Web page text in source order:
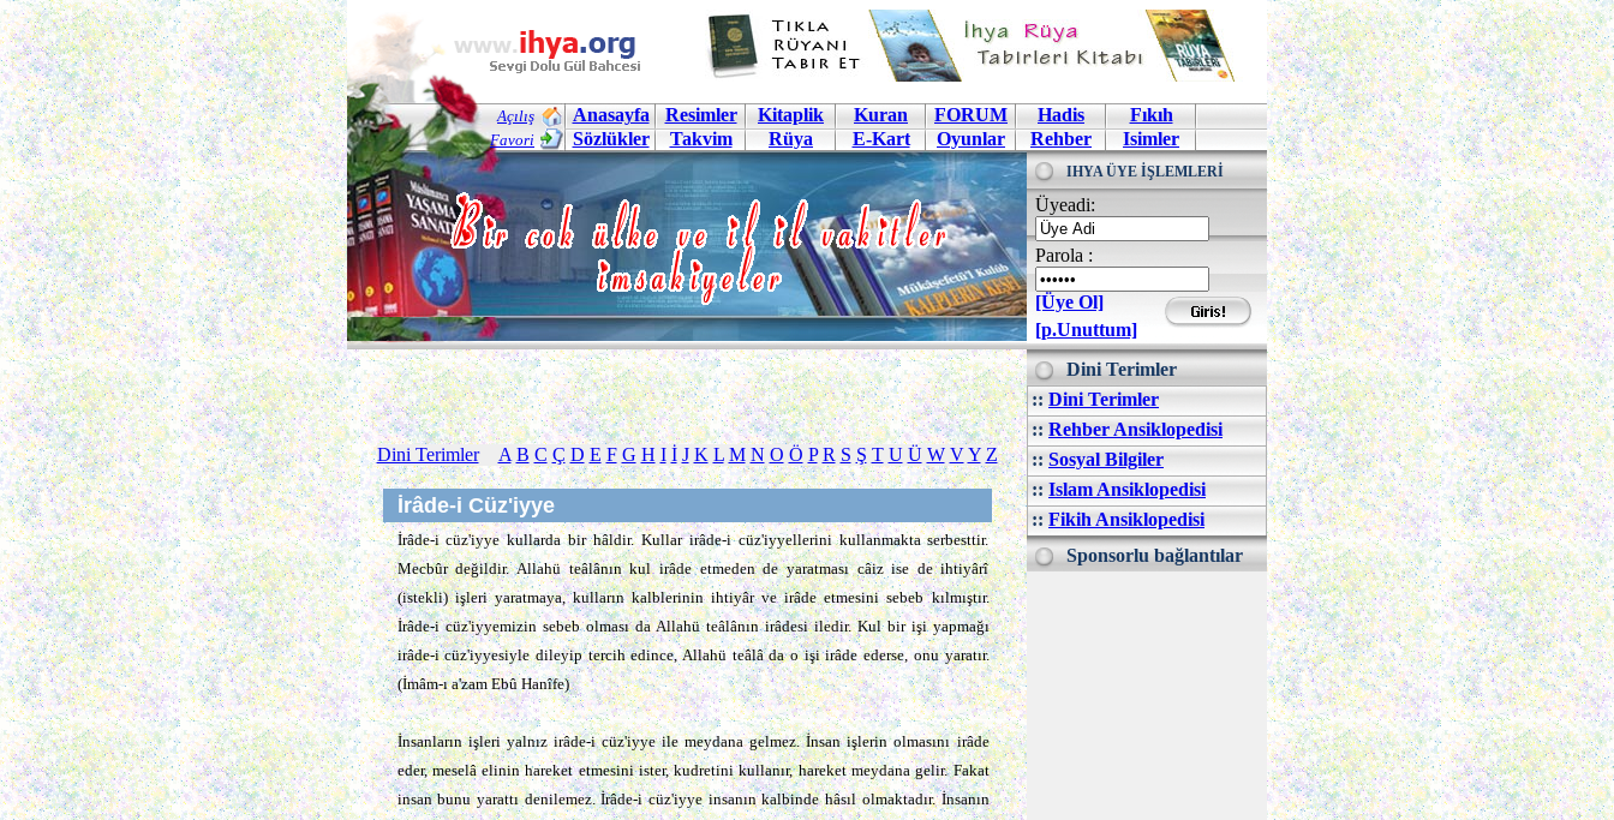
Açılış
Favori
Anasayfa Resimler Kitaplik Kuran FORUM Hadis
Fıkıh
Sözlükler
Takvim Rüya E-Kart Oyunlar Rehber Isimler
IHYA ÜYE İŞLEMLERİ
Üyeadi:
Parola :
[Üye Ol]
[p.Unuttum]
Dini Terimler
:: Dini Terimler
:: Rehber Ansiklopedisi
:: Sosyal Bilgiler
:: Islam Ansiklopedisi
:: Fikih Ansiklopedisi
Sponsorlu bağlantılar
Dini Terimler A B C Ç D E F G H I İ J K L M N O Ö P R S Ş T U Ü W V Y Z
İrâde-i Cüz'iyye
İrâde-i cüz'iyye kullarda bir hâldir. Kullar irâde-i cüz'iyyellerini kullanmakta serbesttir.
Mecbûr değildir. Allahü teâlânın kul irâde etmeden de yaratması câiz ise de ihtiyârî
(istekli) işleri yaratmaya, kulların kalblerinin ihtiyâr ve irâde etmesini sebeb kılmıştır.
İrâde-i cüz'iyyemizin sebeb olması da Allahü teâlânın irâdesi iledir. Kul bir işi yapmağı
irâde-i cüz'iyyesiyle dileyip tercih edince, Allahü teâlâ da o işi irâde ederse, onu yaratır.
(İmâm-ı a'zam Ebû Hanîfe)
İnsanların işleri yalnız irâde-i cüz'iyye ile meydana gelmez. İnsan işlerin olmasını irâde
eder, meselâ elinin hareket etmesini ister, kudretini kullanır, hareket meydana gelir. Fakat
insan bunu yarattı denilemez. İrâde-i cüz'iyye insanın kalbinde hâsıl olmaktadır. İnsanın